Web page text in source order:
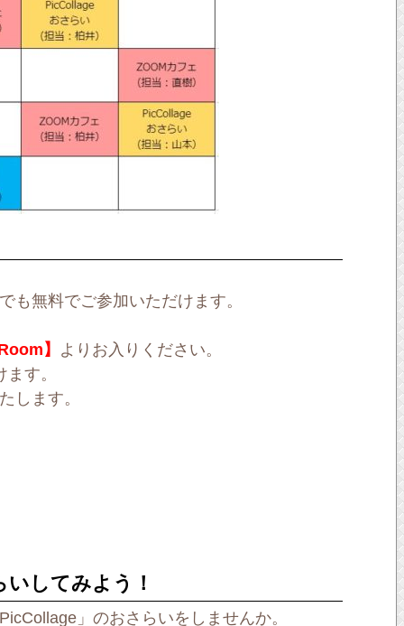
も無料でご参加いただけます。
】 よりお入りください。
す。
します。
してみよう！
」のおさらいをしませんか。